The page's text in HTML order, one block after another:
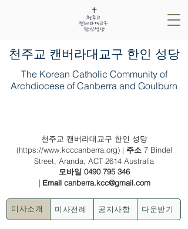
​천주교 캔버라대교구 한인 성당
The Korean Catholic Community of
Archdiocese of Canberra and Goulburn
천주교 캔버라대교구 한인 성당
(https://www.kcccanberra.org) | 주소 7 Bindel
Street, Aranda, ACT 2614 Australia
모바일 0490 795 346
| Email canberra.kcc@gmail.com
미사소개 미사전례 공지사항 다운받기